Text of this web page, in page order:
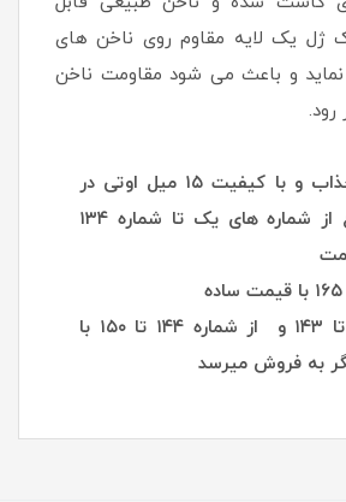
ژل یک لایه مقاوم روی ناخن های
و باعث می شود مقاومت ناخن
رود.
لاک ژل های جذاب و با کیفیت ۱۵ میل اوتی در
رنگبندی متنوع از شماره های یک تا شماره ۱۳۴
از شماره ۱۳۵ تا ۱۴۳ و از شماره ۱۴۴ تا ۱۵۰ با
به فروش میرسد